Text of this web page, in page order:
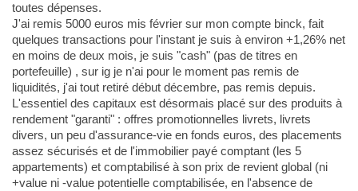
toutes dépenses.
J'ai remis 5000 euros mis février sur mon compte binck, fait
quelques transactions pour l'instant je suis à environ +1,26% net
en moins de deux mois, je suis "cash" (pas de titres en
portefeuille) , sur ig je n'ai pour le moment pas remis de
liquidités, j'ai tout retiré début décembre, pas remis depuis.
L'essentiel des capitaux est désormais placé sur des produits à
rendement "garanti" : offres promotionnelles livrets, livrets
divers, un peu d'assurance-vie en fonds euros, des placements
assez sécurisés et de l'immobilier payé comptant (les 5
appartements) et comptabilisé à son prix de revient global (ni
+value ni -value potentielle comptabilisée, en l'absence de